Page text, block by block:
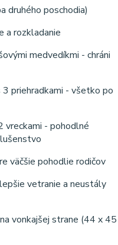
druhého poschodia)
a rozkladanie
medvedíkmi - chráni
3 priehradkami - všetko po
vreckami - pohodlné
väčšie pohodlie rodičov
vetranie a neustály
vonkajšej strane (44 x 45